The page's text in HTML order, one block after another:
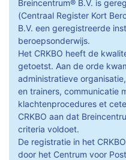
Breincentrum® B.V. is
(Centraal Register Kort
B.V. een geregistreerde
beroepsonderwijs.
Het CRKBO heeft de
getoetst. Aan de orde
administratieve
en trainers, communicatie
klachtenprocedures et
CRKBO aan dat
criteria voldoet.
De registratie in het
door het Centrum voor